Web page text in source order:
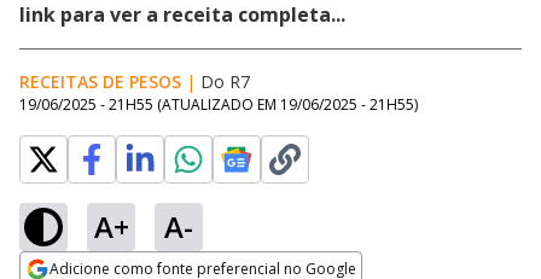
link para ver a receita completa...
RECEITAS DE PESOS | Do R7
19/06/2025 - 21H55 (ATUALIZADO EM 19/06/2025 - 21H55)
A+ A-
Adicione como fonte preferencial no Google